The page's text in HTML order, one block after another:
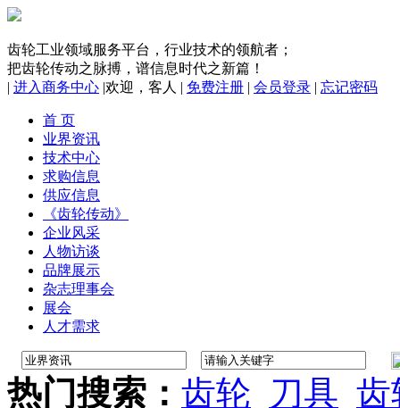
齿轮工业领域服务平台，行业技术的领航者；
把齿轮传动之脉搏，谱信息时代之新篇！
| 进入商务中心 |欢迎， 客人 | 免费注册 | 会员登录 | 忘记密码
首 页
业界资讯
技术中心
求购信息
供应信息
《齿轮传动》
企业风采
人物访谈
品牌展示
杂志理事会
展会
人才需求
热门搜索： 齿轮 刀具 齿